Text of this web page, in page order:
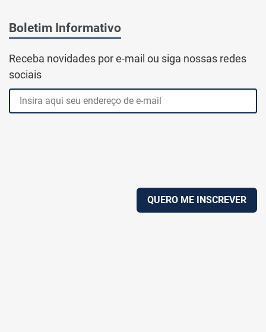
Boletim Informativo
Receba novidades por e-mail ou siga nossas redes
sociais
QUERO ME INSCREVER